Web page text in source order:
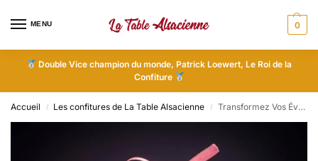
MENU 0
Double Vice champion du monde, Patrick Loewert, Le Roi de la
Confiture
Accueil / Les confitures de La Table Alsacienne / Transformez Vos Événements en Expériences Gastronomiques avec des Confitures Artisanales Uniques